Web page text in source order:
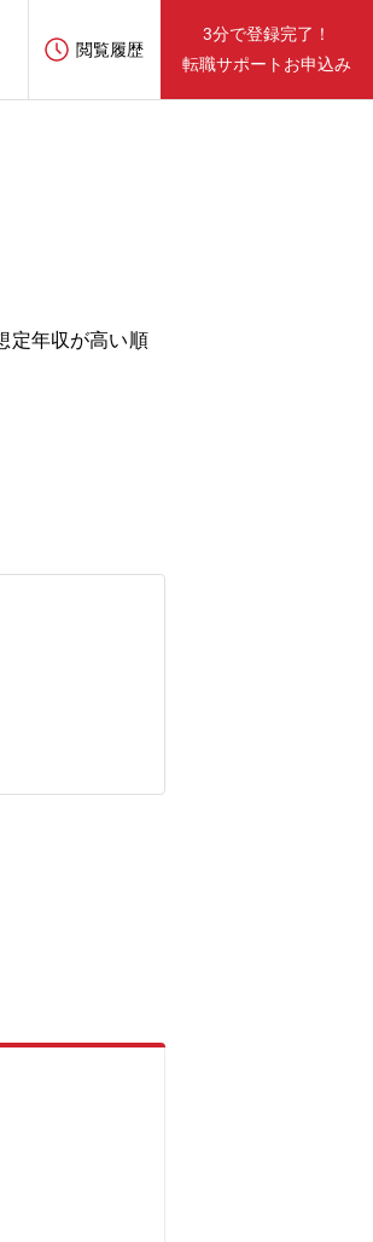
閲覧履歴
3分で登録完了！
転職サポートお申込み
定年収が高い順